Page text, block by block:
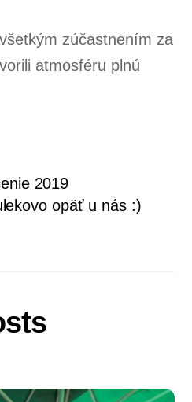
zúčastnením za
atmosféru plnú
2019
opäť u nás :)